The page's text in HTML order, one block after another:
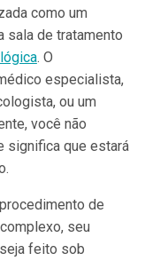
como um
sala de tratamento
. O
especialista,
ou um
você não
significa que estará
de
seu
feito sob